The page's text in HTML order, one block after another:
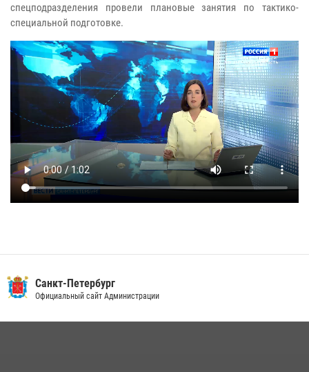
спецподразделения провели плановые занятия по тактико-
специальной подготовке.
Санкт-Петербург
Официальный сайт Администрации